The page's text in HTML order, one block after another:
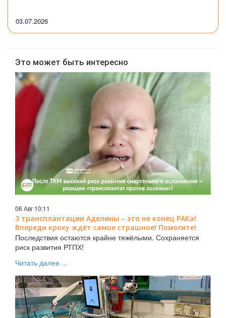
03.07.2026
Это может быть интересно
06 Авг 10:11
3 трансплантации Аделины – это не конец РАКа!
Впереди кроху ждёт самое страшное! Помогите!
Последствия остаются крайне тяжёлыми. Сохраняется
риск развития РТПХ!
Читать далее ...